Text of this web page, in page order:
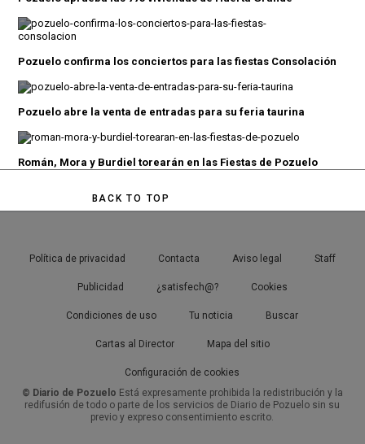
Pozuelo confirma los conciertos para las fiestas Consolación
Pozuelo abre la venta de entradas para su feria taurina
Román, Mora y Burdiel torearán en las Fiestas de Pozuelo
BACK TO TOP
Política de privacidad Contacta Aviso legal Staff
Publicidad ¿satisfech@? Cookies
Condiciones de uso Tu noticia Buscar
Cartas al Director Mapa del sitio
Configuración de cookies
© Diario de Pozuelo Está expresamente prohibida la redistribución y la
redifusión de todo o parte de los servicios de Diario de Pozuelo sin su
previo y expreso consentimiento escrito.